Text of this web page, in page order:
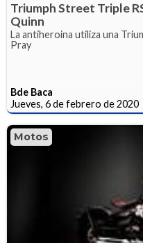
Triumph Street Triple
Quinn
La antiheroina utiliza una
Pray
Bde Baca
Jueves, 6 de febrero de 2020
Motos